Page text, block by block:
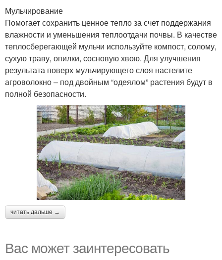
Мульчирование
Помогает сохранить ценное тепло за счет поддержания
влажности и уменьшения теплоотдачи почвы. В качестве
теплосберегающей мульчи используйте компост, солому,
сухую траву, опилки, сосновую хвою. Для улучшения
результата поверх мульчирующего слоя настелите
агроволокно – под двойным “одеялом” растения будут в
полной безопасности.
читать дальше →
Вас может заинтересовать